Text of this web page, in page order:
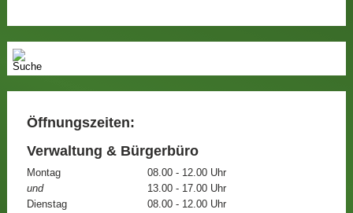
Öffnungszeiten:
Verwaltung & Bürgerbüro
Montag
08.00 - 12.00 Uhr
und
13.00 - 17.00 Uhr
Dienstag
08.00 - 12.00 Uhr